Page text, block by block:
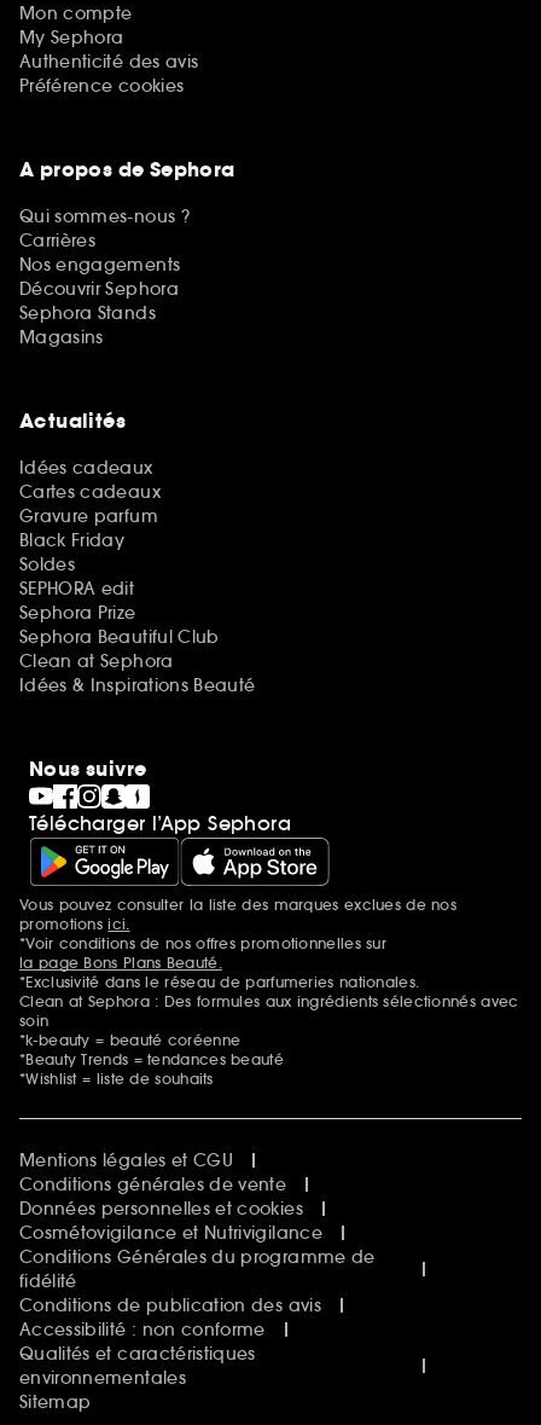
Mon compte
My Sephora
Authenticité des avis
Préférence cookies
A propos de Sephora
Qui sommes-nous ?
Carrières
Nos engagements
Découvrir Sephora
Sephora Stands
Magasins
Actualités
Idées cadeaux
Cartes cadeaux
Gravure parfum
Black Friday
Soldes
SEPHORA edit
Sephora Prize
Sephora Beautiful Club
Clean at Sephora
Idées & Inspirations Beauté
Nous suivre
Télécharger l’App Sephora
Mentions additionnelles
Vous pouvez consulter la liste des marques exclues de nos
promotionsici.
*Voir conditions de nos offres promotionnelles sur
la page Bons Plans Beauté.
*Exclusivité dans le réseau de parfumeries nationales.
Clean at Sephora : Des formules aux ingrédients sélectionnés avec
soin
*k-beauty = beauté coréenne
*Beauty Trends = tendances beauté
*Wishlist = liste de souhaits
Mentions légales et CGU
Conditions générales de vente
Données personnelles et cookies
Cosmétovigilance et Nutrivigilance
Conditions Générales du programme de
fidélité
Conditions de publication des avis
Accessibilité : non conforme
Qualités et caractéristiques
environnementales
Sitemap